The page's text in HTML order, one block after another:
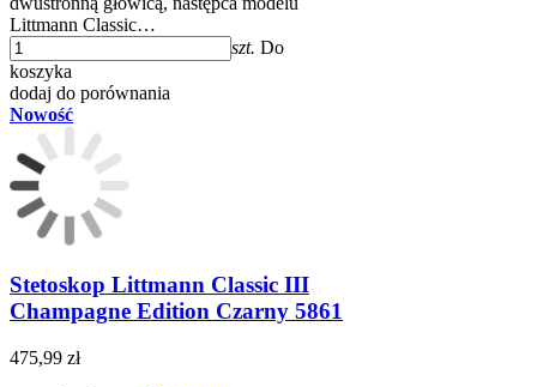
Littmann Classic…
szt. Do
koszyka
dodaj do porównania
Nowość
Stetoskop Littmann Classic III
Champagne Edition Czarny 5861
475,99 zł